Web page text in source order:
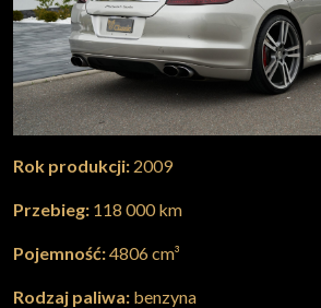
Rok produkcji: 2009
Przebieg: 118 000 km
Pojemność:4806 cm³
Rodzaj paliwa: benzyna